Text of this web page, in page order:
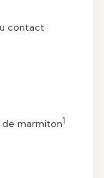
contact
marmiton1